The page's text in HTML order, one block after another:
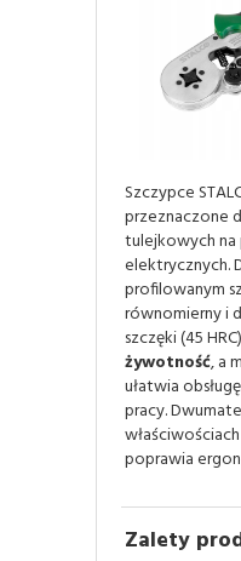
Szczypce
przeznaczone
tulejkowych
elektrycznych.
profilowanym
równomierny i
szczęki (45
żywotność, a
ułatwia
pracy.
poprawia
Zalety